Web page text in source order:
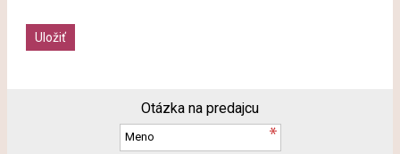
Otázka na predajcu